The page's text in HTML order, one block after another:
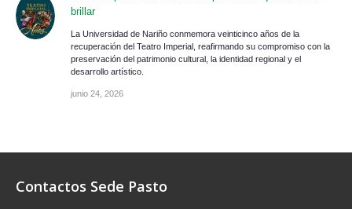
brillar
La Universidad de Nariño conmemora veinticinco años de la
recuperación del Teatro Imperial, reafirmando su compromiso con la
preservación del patrimonio cultural, la identidad regional y el
desarrollo artístico.
junio 24, 2026
Contactos Sede Pasto